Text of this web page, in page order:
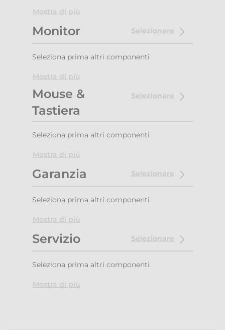
Mostra di più
Monitor Selezionare
Seleziona prima altri componenti
Mostra di più
Mouse &
Tastiera
Selezionare
Seleziona prima altri componenti
Mostra di più
Garanzia Selezionare
Seleziona prima altri componenti
Mostra di più
Servizio Selezionare
Seleziona prima altri componenti
Mostra di più